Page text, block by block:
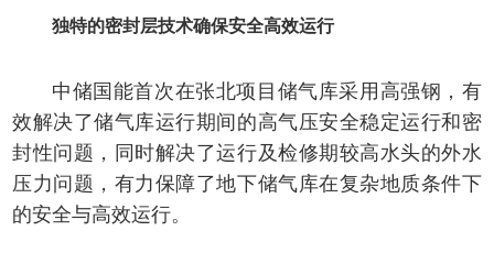
独特的密封层技术确保安全高效运行
中储国能首次在张北项目储气库采用高强钢，有
效解决了储气库运行期间的高气压安全稳定运行和密
封性问题，同时解决了运行及检修期较高水头的外水
压力问题，有力保障了地下储气库在复杂地质条件下
的安全与高效运行。